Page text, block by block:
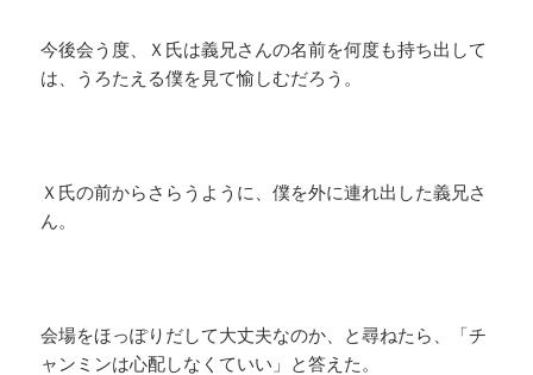
今後会う度、Ｘ氏は義兄さんの名前を何度も持ち出して
は、うろたえる僕を見て愉しむだろう。
Ｘ氏の前からさらうように、僕を外に連れ出した義兄さ
ん。
会場をほっぽりだして大丈夫なのか、と尋ねたら、「チ
ャンミンは心配しなくていい」と答えた。